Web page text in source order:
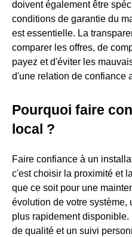
doivent également être
conditions de garantie du
est essentielle. La
comparer les offres, de
payez et d'éviter les
d'une relation de confiance
Pourquoi faire
local ?
Faire confiance à un
c'est choisir la proximité et
que ce soit pour une
évolution de votre système,
plus rapidement
de qualité et un suivi